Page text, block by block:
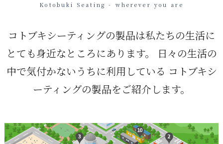
Kotobuki Seating - wherever you are
コトブキシーティングの製品は私たちの生活に
とても身近なところにあります。
日々の生活の
中で気付かないうちに利用している コトブキシ
ーティングの製品をご紹介します。